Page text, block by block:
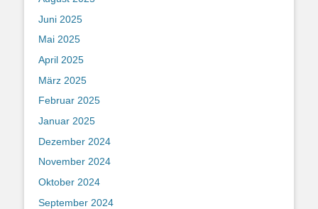
Juni 2025
Mai 2025
April 2025
März 2025
Februar 2025
Januar 2025
Dezember 2024
November 2024
Oktober 2024
September 2024